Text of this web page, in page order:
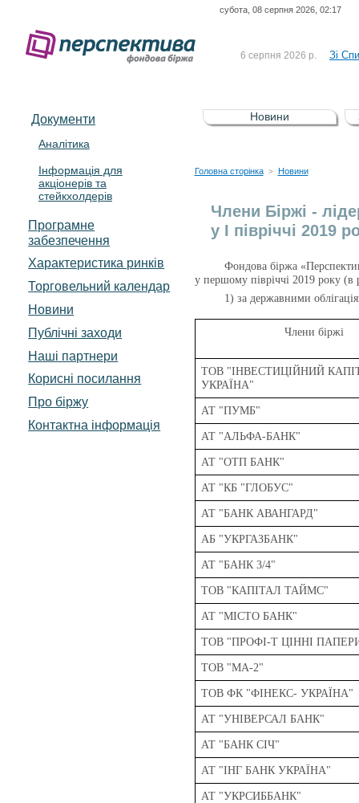
субота, 08 серпня 2026, 02:17
6 серпня 2026 р. Зі
5 серпня 2026 р.
Зі
UA4000232607)
4 серпня 2026 р.
Документи
Аналітика
Інформація для
акціонерів та
стейкхолдерів
Програмне
забезпечення
Характеристика pинків
Торговельний календар
Новини
Публічні заходи
Наші партнери
Корисні посилання
Про біржу
Контактна інформація
Новини
Головна сторінка > Новини
Члени Біржі -
у І півріччі 2019
Фондова біржа
у першому півріччі 2019 року (в
1) за державними
Члени біржі
ТОВ "ІНВЕСТИЦІЙНИЙ
УКРАЇНА"
АТ "ПУМБ"
АТ "АЛЬФА-БАНК"
АТ "ОТП БАНК"
АТ "КБ "ГЛОБУС"
АТ "БАНК АВАНГАРД"
АБ "УКРГАЗБАНК"
АТ "БАНК 3/4"
ТОВ "КАПІТАЛ ТАЙМС"
АТ "МІСТО БАНК"
ТОВ "ПРОФІ-Т ЦІННІ
ТОВ "МА-2"
ТОВ ФК "ФІНЕКС- УКРАЇНА"
АТ "УНІВЕРСАЛ БАНК"
АТ "БАНК СІЧ"
АТ "ІНГ БАНК УКРАЇНА"
АТ "УКРСИББАНК"